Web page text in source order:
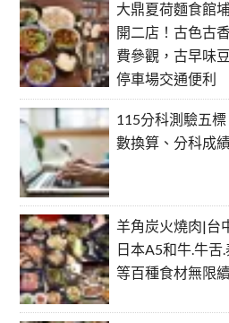
大鼎夏荷麵食館
開二店！古色古
費參觀，古早味
停車場交通便利
115分科測驗五
數換算、分科成
羊角炭火燒肉|台
日本A5和牛.牛舌
等百種食材無限續